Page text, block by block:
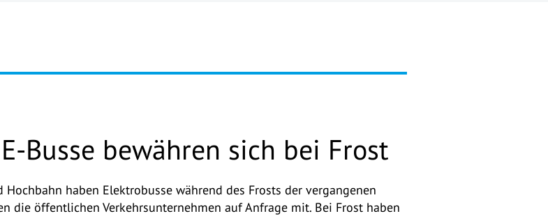
Busse bewähren sich bei Frost
haben Elektrobusse während des Frosts der vergangenen
die öffentlichen Verkehrsunternehmen auf Anfrage mit. Bei Frost haben